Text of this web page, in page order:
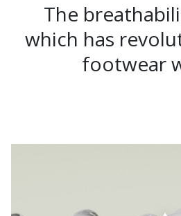
The
which has
footwear